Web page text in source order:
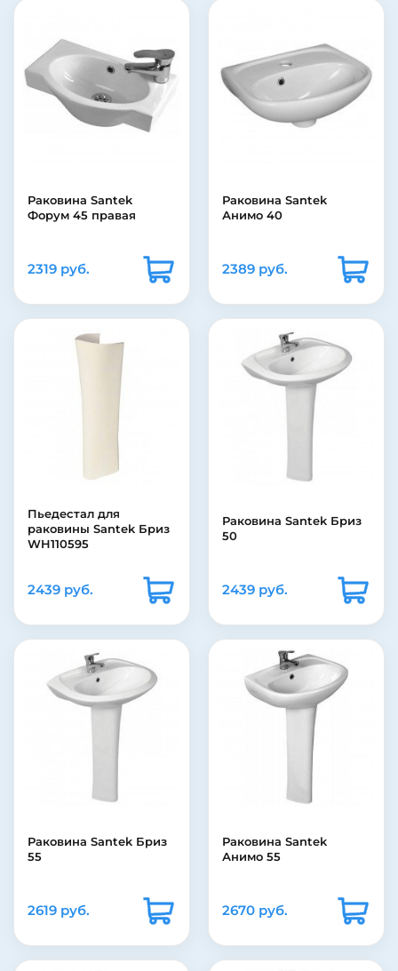
Раковина Santek
Форум 45 правая
2319 руб.
Раковина Santek
Анимо 40
2389 руб.
Пьедестал для
раковины Santek Бриз
WH110595
2439 руб.
Раковина Santek Бриз
50
2439 руб.
Раковина Santek Бриз
55
2619 руб.
Раковина Santek
Анимо 55
2670 руб.